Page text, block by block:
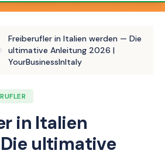
Freiberufler in Italien werden — Die
ultimative Anleitung 2026 |
YourBusinessInItaly
in Italien
ultimative